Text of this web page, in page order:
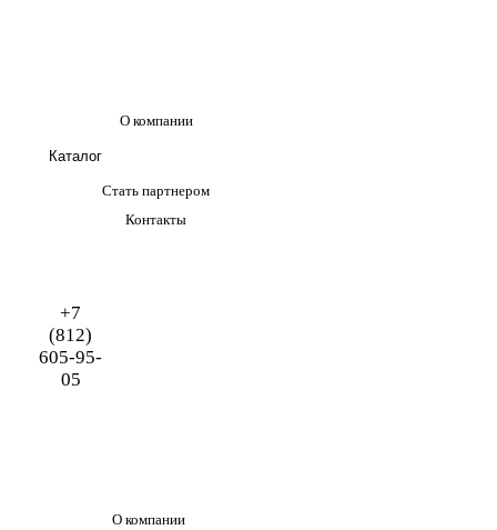
О компании
Каталог
Стать партнером
Контакты
+7
(812)
605-95-
05
О компании